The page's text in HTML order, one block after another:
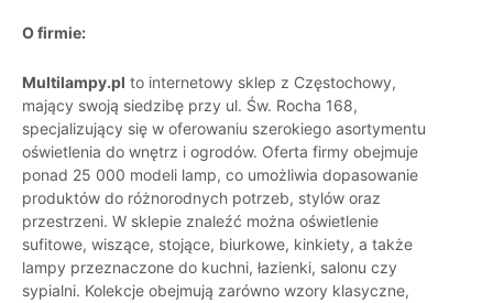
O firmie:
Multilampy.pl to internetowy sklep z Częstochowy,
mający swoją siedzibę przy ul. Św. Rocha 168,
specjalizujący się w oferowaniu szerokiego asortymentu
oświetlenia do wnętrz i ogrodów. Oferta firmy obejmuje
ponad 25 000 modeli lamp, co umożliwia dopasowanie
produktów do różnorodnych potrzeb, stylów oraz
przestrzeni. W sklepie znaleźć można oświetlenie
sufitowe, wiszące, stojące, biurkowe, kinkiety, a także
lampy przeznaczone do kuchni, łazienki, salonu czy
sypialni. Kolekcje obejmują zarówno wzory klasyczne,